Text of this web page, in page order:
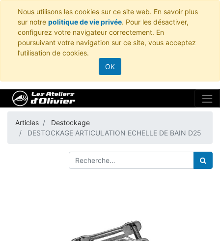
Nous utilisons les cookies sur ce site web. En savoir plus
sur notre politique de vie privée. Pour les désactiver,
configurez votre navigateur correctement. En
poursuivant votre navigation sur ce site, vous acceptez
l’utilisation de cookies.
OK
Articles
Destockage
DESTOCKAGE ARTICULATION ECHELLE DE BAIN D25